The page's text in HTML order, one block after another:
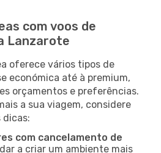
com voos de
Lanzarote
oferece vários tipos de
económica até à premium,
orçamentos e preferências.
a sua viagem, considere
dicas:
com cancelamento de
a criar um ambiente mais